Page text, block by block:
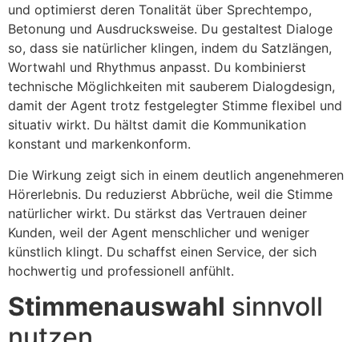
und optimierst deren Tonalität über Sprechtempo,
Betonung und Ausdrucksweise. Du gestaltest Dialoge
so, dass sie natürlicher klingen, indem du Satzlängen,
Wortwahl und Rhythmus anpasst. Du kombinierst
technische Möglichkeiten mit sauberem Dialogdesign,
damit der Agent trotz festgelegter Stimme flexibel und
situativ wirkt. Du hältst damit die Kommunikation
konstant und markenkonform.
Die Wirkung zeigt sich in einem deutlich angenehmeren
Hör­erlebnis. Du reduzierst Abbrüche, weil die Stimme
natürlicher wirkt. Du stärkst das Vertrauen deiner
Kunden, weil der Agent menschlicher und weniger
künstlich klingt. Du schaffst einen Service, der sich
hochwertig und professionell anfühlt.
Stimmenauswahl sinnvoll